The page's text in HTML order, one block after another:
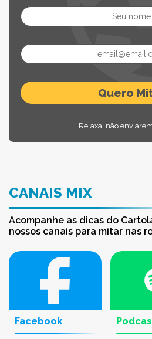
Relaxa, não
CANAIS MIX
Acompanhe as dicas do
nossos canais para mitar nas
Facebook